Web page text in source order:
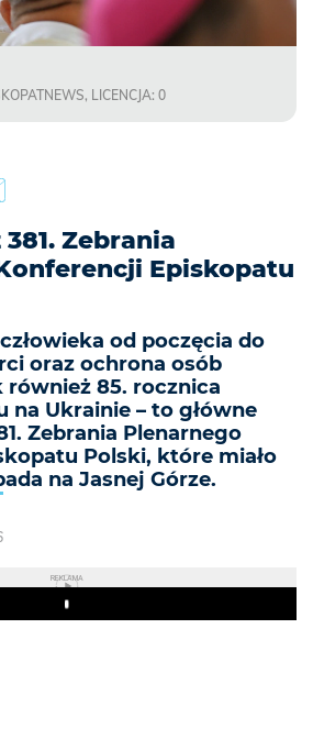
LICENCJA: 0
Zebrania
Episkopatu
od poczęcia do
oraz ochrona osób
również 85. rocznica
na Ukrainie – to główne
Zebrania Plenarnego
Polski, które miało
na Jasnej Górze.
REKLAMA
Play